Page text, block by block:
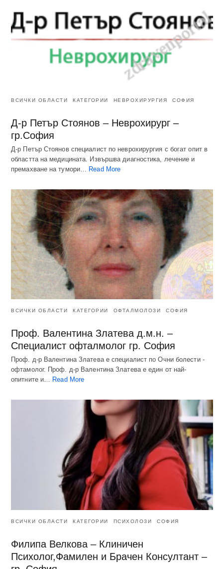
ВСИЧКИ ОБЛАСТИ КАТЕГОРИИ НЕВРОХИРУРГИЯ СОФИЯ
Д-р Петър Стоянов – Неврохирург –
гр.София
Д-р Петър Стоянов специалист по неврохирургия с богат опит в
областта на медицината. Извършва диагностика, лечение и
премахване на тумори…
Read More
ВСИЧКИ ОБЛАСТИ КАТЕГОРИИ ОФТАЛМОЛОЗИ СОФИЯ
Проф. Валентина Златева д.м.н. –
Специалист офталмолог гр. София
Проф. д-р Валентина Златева е специалист по Очни болести -
офтамолог. Проф. д-р Валентина Златева е един от най-
опитните и… Read More
ВСИЧКИ ОБЛАСТИ КАТЕГОРИИ ПСИХОЛОЗИ СОФИЯ
Филипа Велкова – Клиничен
Психолог,Фамилен и Брачен Консултант –